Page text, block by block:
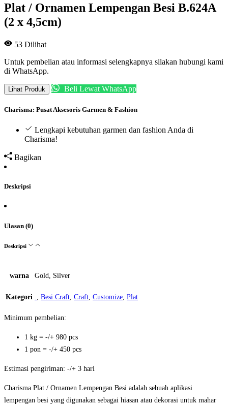
Plat / Ornamen Lempengan Besi B.624A
(2 x 4,5cm)
53 Dilihat
Untuk pembelian atau informasi selengkapnya silakan hubungi kami
di WhatsApp.
Lihat Produk Beli Lewat WhatsApp
Charisma: Pusat Aksesoris Garmen & Fashion
Lengkapi kebutuhan garmen dan fashion Anda di
Charisma!
Bagikan
Deskripsi
Ulasan (0)
Deskripsi
warna Gold, Silver
Kategori ., Besi Craft, Craft, Customize, Plat
Minimum pembelian:
1 kg = -/+ 980 pcs
1 pon = -/+ 450 pcs
Estimasi pengiriman: -/+ 3 hari
Charisma Plat / Ornamen Lempengan Besi adalah sebuah aplikasi
lempengan besi yang digunakan sebagai hiasan atau dekorasi untuk mahar